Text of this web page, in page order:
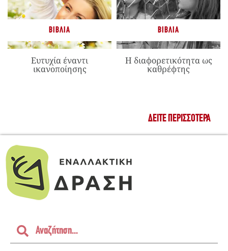
ΒΙΒΛΊΑ
Ευτυχία έναντι
ικανοποίησης
ΒΙΒΛΊΑ
Η διαφορετικότητα ως
καθρέφτης
ΔΕΊΤΕ ΠΕΡΙΣΣΌΤΕΡΑ